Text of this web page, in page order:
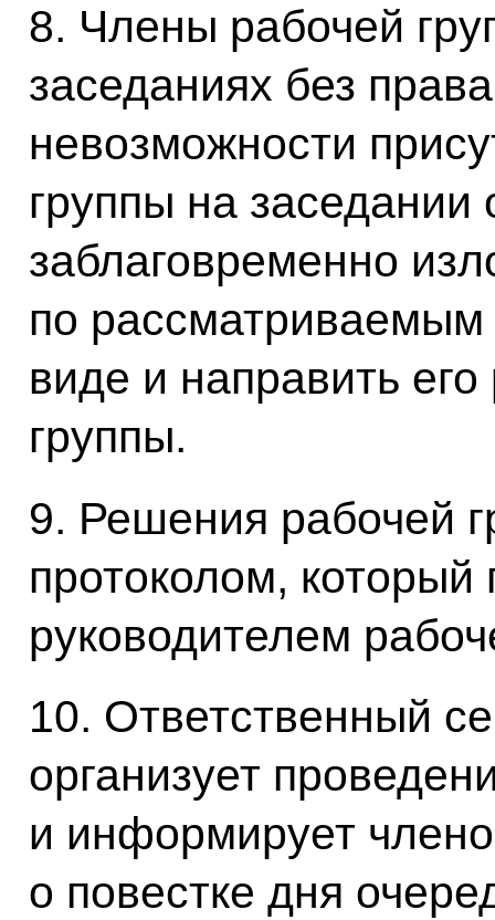
8. Члены рабочей
заседаниях без
невозможности
группы на заседании
заблаговременно
по
виде и направить
группы.
9. Решения рабочей
протоколом, который
руководителем
10. Ответственный
организует
и информирует
о повестке дня